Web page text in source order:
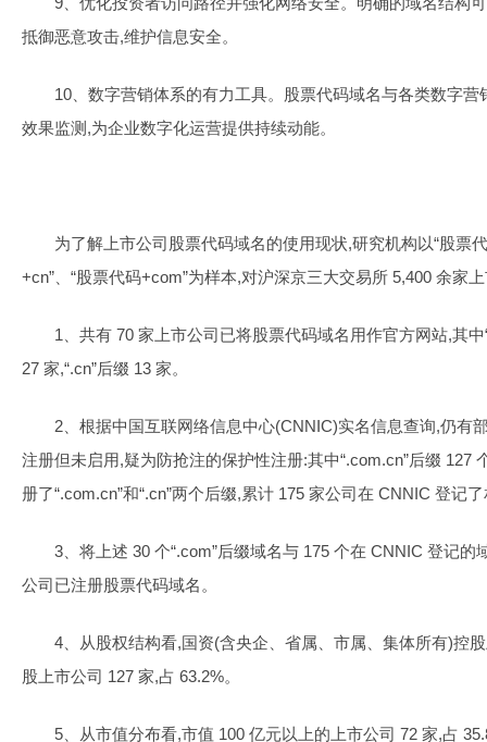
抵御恶意攻击,维护信息安全。
10、数字营销体系的有力工具。股票代码域名与各类数字
效果监测,为企业数字化运营提供持续动能。
为了解上市公司股票代码域名的使用现状,研究机构以“股票
+cn”、“股票代码+com”为样本,对沪深京三大交易所 5,400 余家
1、共有 70 家上市公司已将股票代码域名用作官方网站,其中
27 家,“.cn”后缀 13 家。
2、根据中国互联网络信息中心(CNNIC)实名信息查询,仍有
注册但未启用,疑为防抢注的保护性注册:其中“.com.cn”后缀 127
册了“.com.cn”和“.cn”两个后缀,累计 175 家公司在 CNNIC 登记
3、将上述 30 个“.com”后缀域名与 175 个在 CNNIC 登记
公司已注册股票代码域名。
4、从股权结构看,国资(含央企、省属、市属、集体所有)控
股上市公司 127 家,占 63.2%。
5、从市值分布看,市值 100 亿元以上的上市公司 72 家,占